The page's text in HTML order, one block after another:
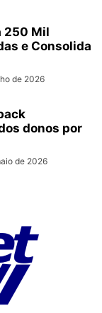
250 Mil
e Consolida
de 2026
donos por
de 2026